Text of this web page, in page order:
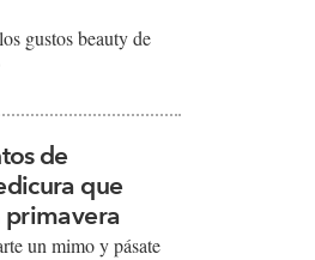
gustos beauty de
de
que
primavera
un mimo y pásate